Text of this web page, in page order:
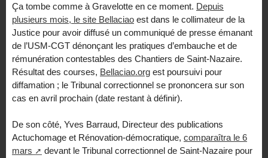
Ça tombe comme à Gravelotte en ce moment. Depuis
plusieurs mois, le site Bellaciao est dans le collimateur de la
Justice pour avoir diffusé un communiqué de presse émanant
de l’USM-CGT dénonçant les pratiques d’embauche et de
rémunération contestables des Chantiers de Saint-Nazaire.
Résultat des courses, Bellaciao.org est poursuivi pour
diffamation ; le Tribunal correctionnel se prononcera sur son
cas en avril prochain (date restant à définir).
De son côté, Yves Barraud, Directeur des publications
Actuchomage et Rénovation-démocratique, comparaîtra le 6
mars
devant le Tribunal correctionnel de Saint-Nazaire pour